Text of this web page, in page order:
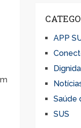
APP
Saúde
SUS